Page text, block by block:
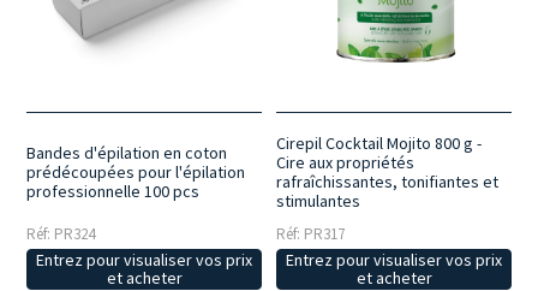
Bandes d'épilation en coton
prédécoupées pour l'épilation
professionnelle 100 pcs
Réf: PR324
Entrez pour visualiser vos prix
et acheter
Cirepil Cocktail Mojito 800 g -
Cire aux propriétés
rafraîchissantes, tonifiantes et
stimulantes
Réf: PR317
Entrez pour visualiser vos prix
et acheter